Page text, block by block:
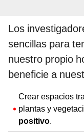
Los
sencillas para
nuestro propio
beneficie a
Crear espacios
plantas y
positivo.